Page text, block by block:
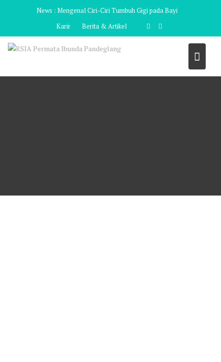
News : Mengenal Ciri-Ciri Tumbuh Gigi pada Bayi
Karir
Berita & Artikel